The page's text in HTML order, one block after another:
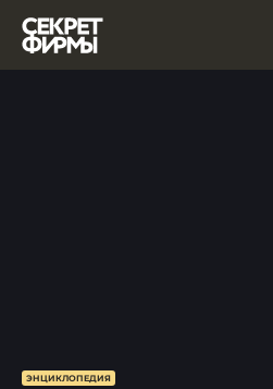
ЭНЦИКЛОПЕДИЯ